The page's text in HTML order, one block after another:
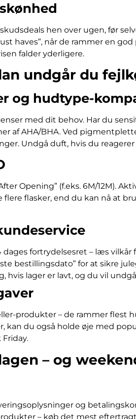
hen over ugen, før
haves”, når de rammer en
falder yderligere.
undgår du
og hudtype-
med dit behov. Har du
af AHA/BHA. Ved
Undgå duft, hvis du
Opening” (f.eks. 6M/12M).
flere flasker, end du kan nå at
dages fortrydelsesret – læs
bestillingsdato” for at sikre
hvis lager er lavt, og du vil
produkter – de rammer flest
kan du også holde øje med
– og
og
– køb det mest